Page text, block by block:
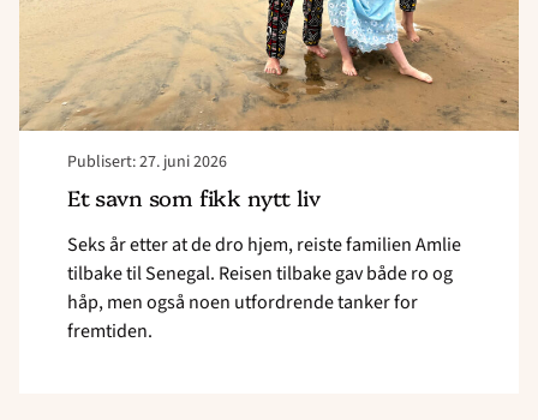
Publisert: 27. juni 2026
Et savn som fikk nytt liv
Seks år etter at de dro hjem, reiste familien Amlie
tilbake til Senegal. Reisen tilbake gav både ro og
håp, men også noen utfordrende tanker for
fremtiden.